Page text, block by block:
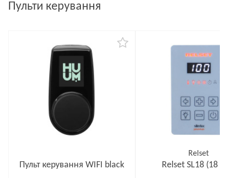
Пульти керування
Пульт керування WIFI black
Relset
Relset SL18 (18